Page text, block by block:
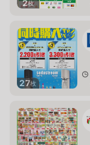
2枚
27枚